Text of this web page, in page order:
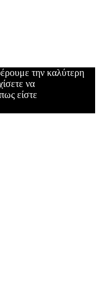
την καλύτερη
να
είστε